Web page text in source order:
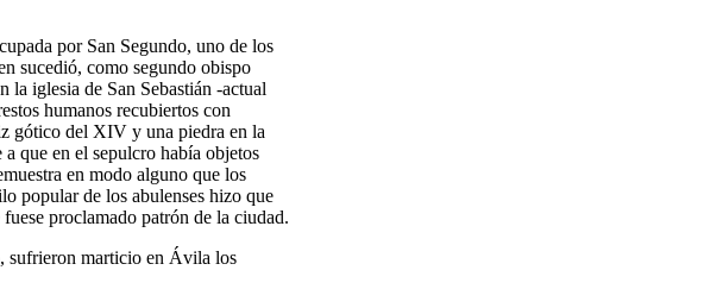
por San Segundo, uno de los
sucedió, como segundo obispo
iglesia de San Sebastián -actual
humanos recubiertos con
gótico del XIV y una piedra en la
que en el sepulcro había objetos
en modo alguno que los
popular de los abulenses hizo que
proclamado patrón de la ciudad.
sufrieron marticio en Ávila los